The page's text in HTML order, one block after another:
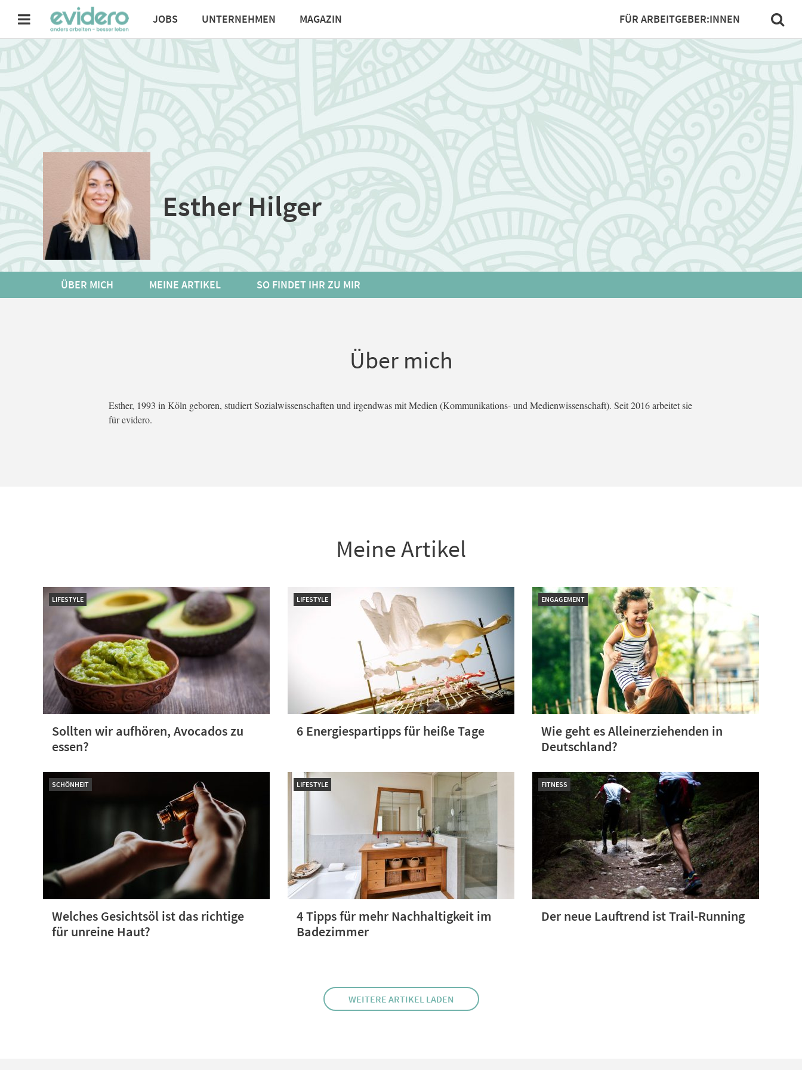
JOBS UNTERNEHMEN MAGAZIN FÜR ARBEITGEBER:INNEN
Esther Hilger
ÜBER MICH MEINE ARTIKEL SO FINDET IHR ZU MIR
Über mich
Esther, 1993 in Köln geboren, studiert Sozialwissenschaften und irgendwas mit Medien (Kommunikations- und Medienwissenschaft). Seit 2016 arbeitet sie
für evidero.
Meine Artikel
LIFESTYLE
Sollten wir aufhören, Avocados zu
essen?
LIFESTYLE
6 Energiespartipps für heiße Tage
ENGAGEMENT
Wie geht es Alleinerziehenden in
Deutschland?
SCHÖNHEIT
Welches Gesichtsöl ist das richtige
für unreine Haut?
LIFESTYLE
4 Tipps für mehr Nachhaltigkeit im
Badezimmer
FITNESS
Der neue Lauftrend ist Trail-Running
WEITERE ARTIKEL LADEN